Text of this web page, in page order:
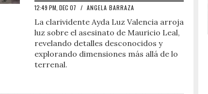
12:49 PM, DEC 07 / ANGELA BARRAZA
La clarividente Ayda Luz Valencia arroja
luz sobre el asesinato de Mauricio Leal,
revelando detalles desconocidos y
explorando dimensiones más allá de lo
terrenal.